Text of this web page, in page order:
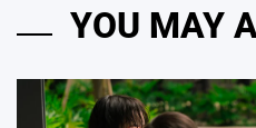
YOU MAY